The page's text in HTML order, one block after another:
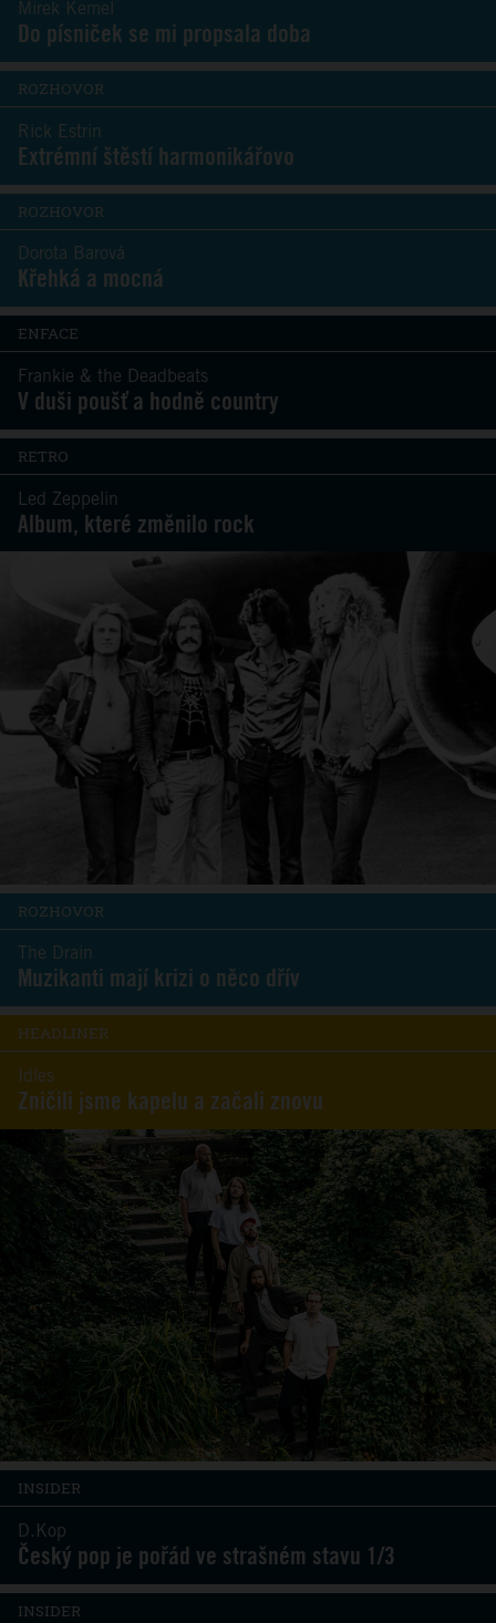
Mirek Kemel
Do písniček se mi propsala doba
ROZHOVOR
Rick Estrin
Extrémní štěstí harmonikářovo
ROZHOVOR
Dorota Barová
Křehká a mocná
ENFACE
Frankie & the Deadbeats
V duši poušť a hodně country
RETRO
Led Zeppelin
Album, které změnilo rock
ROZHOVOR
The Drain
Muzikanti mají krizi o něco dřív
HEADLINER
Idles
Zničili jsme kapelu a začali znovu
INSIDER
D.Kop
Český pop je pořád ve strašném stavu 1/3
INSIDER